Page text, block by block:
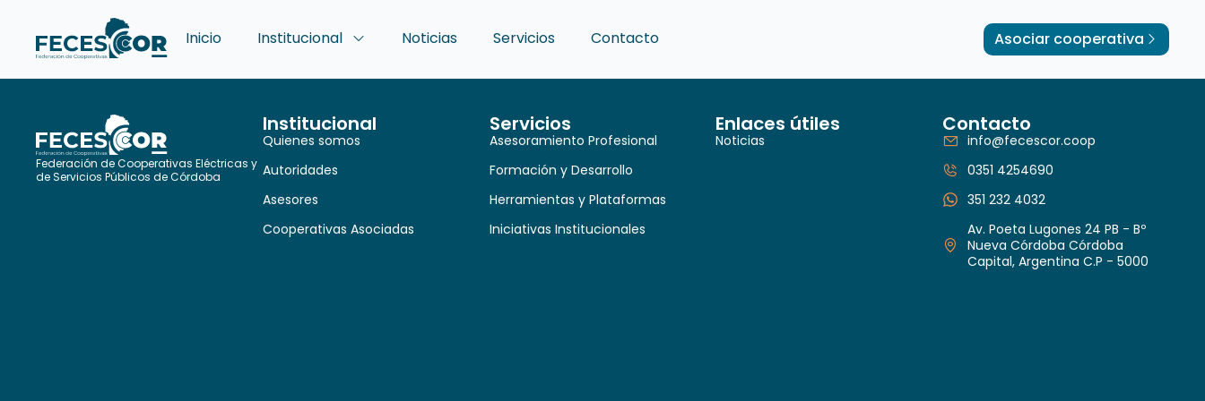
Inicio Institucional Noticias Servicios Contacto Asociar cooperativa
Federación de Cooperativas Eléctricas y
de Servicios Públicos de Córdoba
Institucional
Quienes somos
Autoridades
Asesores
Cooperativas Asociadas
Servicios
Asesoramiento Profesional
Formación y Desarrollo
Herramientas y Plataformas
Iniciativas Institucionales
Enlaces útiles
Noticias
Contacto
info@fecescor.coop
0351 4254690
351 232 4032
Av. Poeta Lugones 24 PB - Bº
Nueva Córdoba Córdoba
Capital, Argentina C.P - 5000